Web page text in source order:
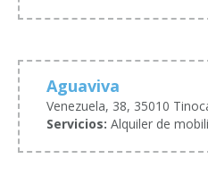
Aguaviva
Venezuela, 38, 35010
Servicios: Alquiler de